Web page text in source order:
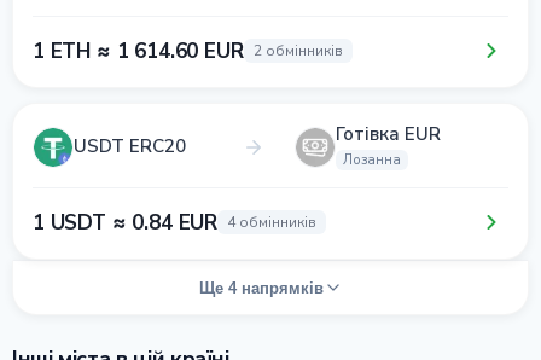
1 ETH ≈ 1 614.60 EUR 2 обмінників
USDT ERC20 Готівка EUR
Лозанна
1 USDT ≈ 0.84 EUR 4 обмінників
Ще 4 напрямків